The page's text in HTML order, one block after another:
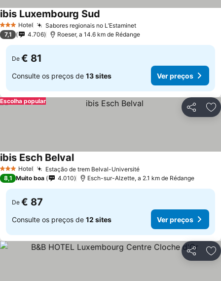
3 EstrelasHotel Sabores regionais no L’EstaminetVer preços
ibis Luxembourg Sud
7,1 4.706 Roeser, a 14.6 km de Rédange
De € 81
Consulte os preços de 13 sites Ver preços
Partilhar
Escolha popular
3 EstrelasHotel Estação de trem Belval-UniversitéVer preços
ibis Esch BelvalVer preços
8,1 Muito boa 4.010 Esch-sur-Alzette, a 2.1 km de Rédange
De € 87
Consulte os preços de 12 sites Ver preços
Partilhar